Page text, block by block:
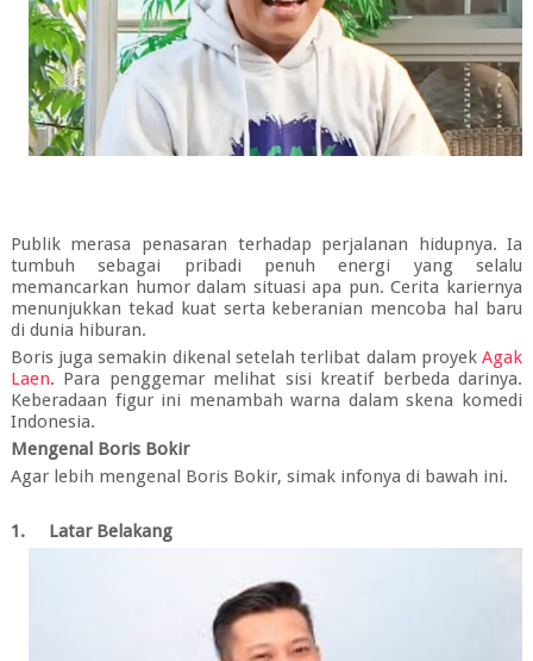
Publik merasa penasaran terhadap perjalanan hidupnya. Ia
tumbuh sebagai pribadi penuh energi yang selalu
memancarkan humor dalam situasi apa pun. Cerita kariernya
menunjukkan tekad kuat serta keberanian mencoba hal baru
di dunia hiburan.
Boris juga semakin dikenal setelah terlibat dalam proyekAgak
Laen. Para penggemar melihat sisi kreatif berbeda darinya.
Keberadaan figur ini menambah warna dalam skena komedi
Indonesia.
Mengenal Boris Bokir
Agar lebih mengenal Boris Bokir, simak infonya di bawah ini.
1. Latar Belakang